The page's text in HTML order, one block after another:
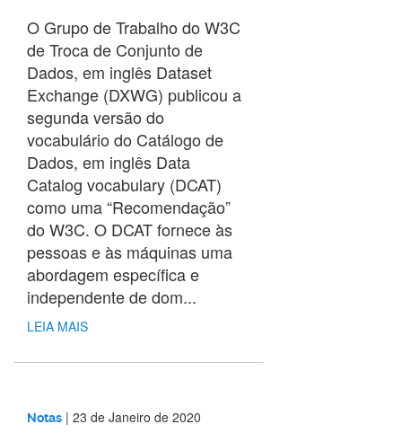
O Grupo de Trabalho do W3C
de Troca de Conjunto de
Dados, em inglês Dataset
Exchange (DXWG) publicou a
segunda versão do
vocabulário do Catálogo de
Dados, em inglês Data
Catalog vocabulary (DCAT)
como uma “Recomendação”
do W3C. O DCAT fornece às
pessoas e às máquinas uma
abordagem específica e
independente de dom...
LEIA MAIS
Notas | 23 de Janeiro de 2020